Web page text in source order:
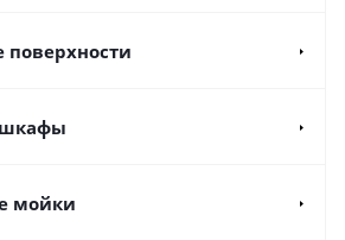
поверхности
мойки